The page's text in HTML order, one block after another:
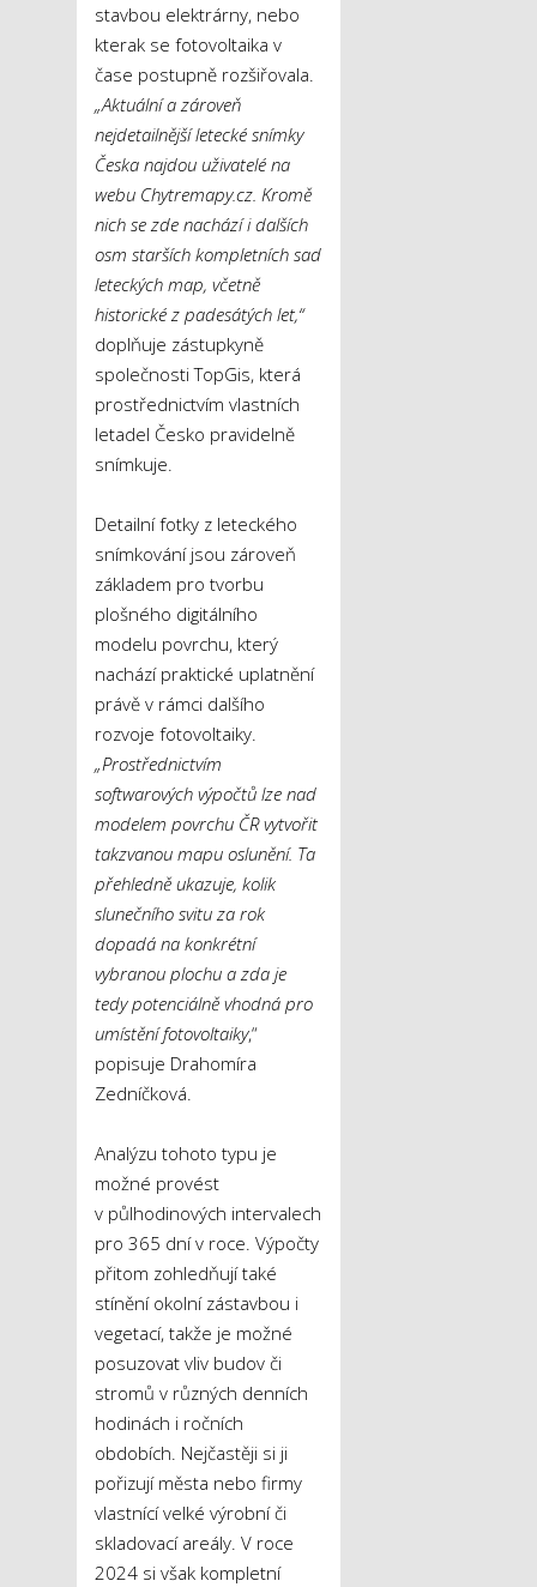
stavbou elektrárny, nebo
kterak se fotovoltaika v
čase postupně rozšiřovala.
„Aktuální a zároveň
nejdetailnější letecké snímky
Česka najdou uživatelé na
webu Chytremapy.cz. Kromě
nich se zde nachází i dalších
osm starších kompletních sad
leteckých map, včetně
historické z padesátých let,“
doplňuje zástupkyně
společnosti TopGis, která
prostřednictvím vlastních
letadel Česko pravidelně
snímkuje.
Detailní fotky z leteckého
snímkování jsou zároveň
základem pro tvorbu
plošného digitálního
modelu povrchu, který
nachází praktické uplatnění
právě v rámci dalšího
rozvoje fotovoltaiky.
„Prostřednictvím
softwarových výpočtů lze nad
modelem povrchu ČR vytvořit
takzvanou mapu oslunění. Ta
přehledně ukazuje, kolik
slunečního svitu za rok
dopadá na konkrétní
vybranou plochu a zda je
tedy potenciálně vhodná pro
umístění fotovoltaiky,“
popisuje Drahomíra
Zedníčková.
Analýzu tohoto typu je
možné provést
v půlhodinových intervalech
pro 365 dní v roce. Výpočty
přitom zohledňují také
stínění okolní zástavbou i
vegetací, takže je možné
posuzovat vliv budov či
stromů v různých denních
hodinách i ročních
obdobích. Nejčastěji si ji
pořizují města nebo firmy
vlastnící velké výrobní či
skladovací areály. V roce
2024 si však kompletní